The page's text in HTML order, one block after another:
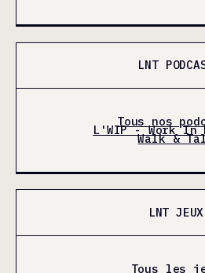
LNT
Tous nos
L'WIP - Work In
Walk &
LNT JEUX
Tous les